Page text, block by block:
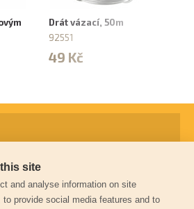
Drát vázací, 50m
92551
49 Kč
site
and analyse information on site
to provide social media features and to